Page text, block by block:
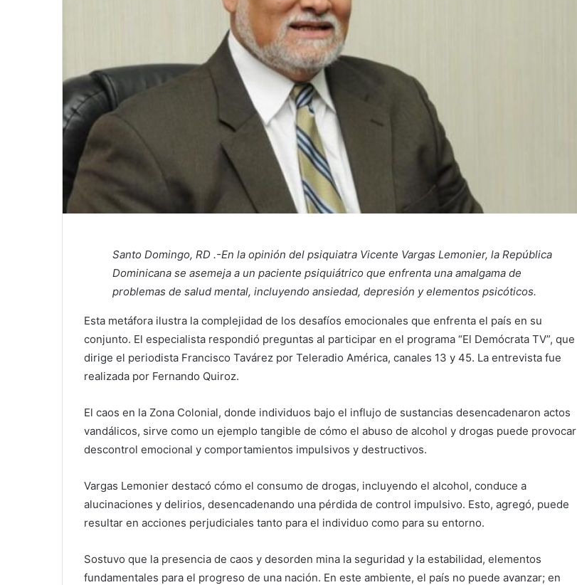
Santo Domingo, RD .-En la opinión del psiquiatra Vicente Vargas Lemonier, la República
Dominicana se asemeja a un paciente psiquiátrico que enfrenta una amalgama de
problemas de salud mental, incluyendo ansiedad, depresión y elementos psicóticos.
Esta metáfora ilustra la complejidad de los desafíos emocionales que enfrenta el país en su
conjunto. El especialista respondió preguntas al participar en el programa “El Demócrata TV”, que
dirige el periodista Francisco Tavárez por Teleradio América, canales 13 y 45. La entrevista fue
realizada por Fernando Quiroz.
El caos en la Zona Colonial, donde individuos bajo el influjo de sustancias desencadenaron actos
vandálicos, sirve como un ejemplo tangible de cómo el abuso de alcohol y drogas puede provocar
descontrol emocional y comportamientos impulsivos y destructivos.
Vargas Lemonier destacó cómo el consumo de drogas, incluyendo el alcohol, conduce a
alucinaciones y delirios, desencadenando una pérdida de control impulsivo. Esto, agregó, puede
resultar en acciones perjudiciales tanto para el individuo como para su entorno.
Sostuvo que la presencia de caos y desorden mina la seguridad y la estabilidad, elementos
fundamentales para el progreso de una nación. En este ambiente, el país no puede avanzar; en